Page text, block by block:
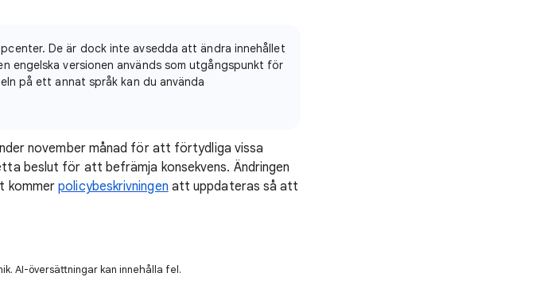
De är dock inte avsedda att ändra innehållet
engelska versionen används som utgångspunkt för
på ett annat språk kan du använda
november månad för att förtydliga vissa
beslut för att befrämja konsekvens. Ändringen
kommerpolicybeskrivningen att uppdateras så att
AI-översättningar kan innehålla fel.